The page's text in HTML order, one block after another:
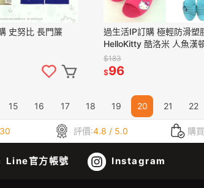
史努比 長門簾
過生活IP訂購 極輕防滑塑
HelloKitty 酷洛米 人魚漢
20250513
$183
$96
15 16 17 18 19 20 21 22
評價:4.8 / 5.0 購
Line官方帳號 Instagram